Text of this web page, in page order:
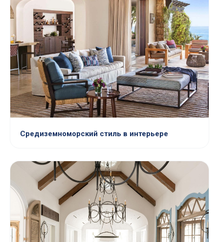
Средиземноморский стиль в интерьере